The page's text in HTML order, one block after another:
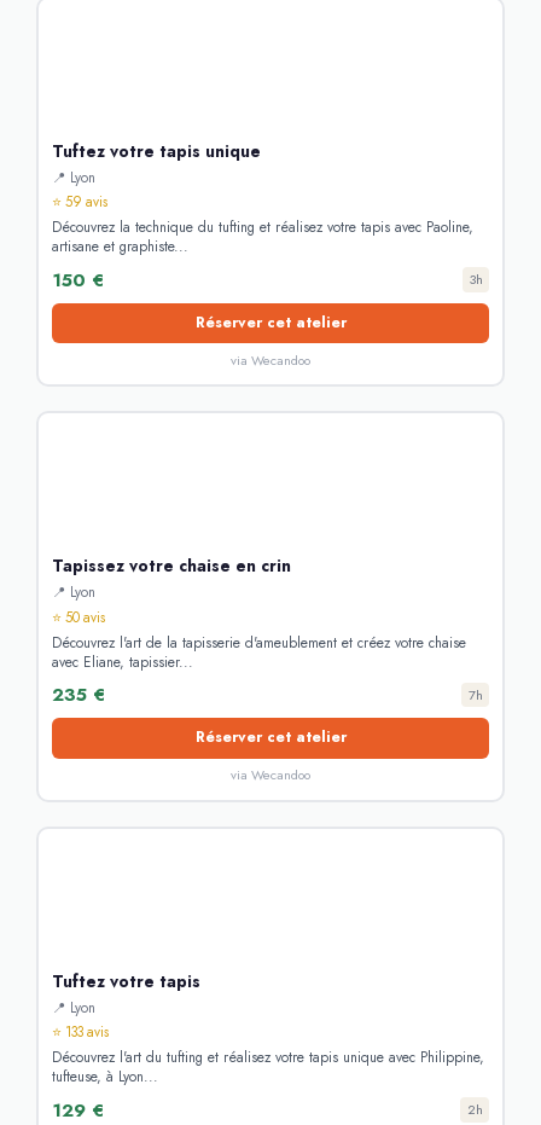
Tuftez votre tapis unique
📍 Lyon
⭐ 59 avis
Découvrez la technique du tufting et réalisez votre tapis avec Paoline,
artisane et graphiste...
150 € 3h
Réserver cet atelier
via Wecandoo
Tapissez votre chaise en crin
📍 Lyon
⭐ 50 avis
Découvrez l'art de la tapisserie d'ameublement et créez votre chaise
avec Eliane, tapissier...
235 € 7h
Réserver cet atelier
via Wecandoo
Tuftez votre tapis
📍 Lyon
⭐ 133 avis
Découvrez l'art du tufting et réalisez votre tapis unique avec Philippine,
tufteuse, à Lyon...
129 € 2h